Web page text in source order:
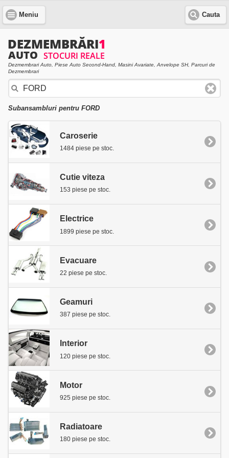
Meniu Cauta
Dezmembrari Auto, Piese Auto Second-Hand, Masini Avariate, Anvelope SH, Parcuri de
Dezmembrari
Subansambluri pentru FORD
Caroserie
1484 piese pe stoc.
Cutie viteza
153 piese pe stoc.
Electrice
1899 piese pe stoc.
Evacuare
22 piese pe stoc.
Geamuri
387 piese pe stoc.
Interior
120 piese pe stoc.
Motor
925 piese pe stoc.
Radiatoare
180 piese pe stoc.